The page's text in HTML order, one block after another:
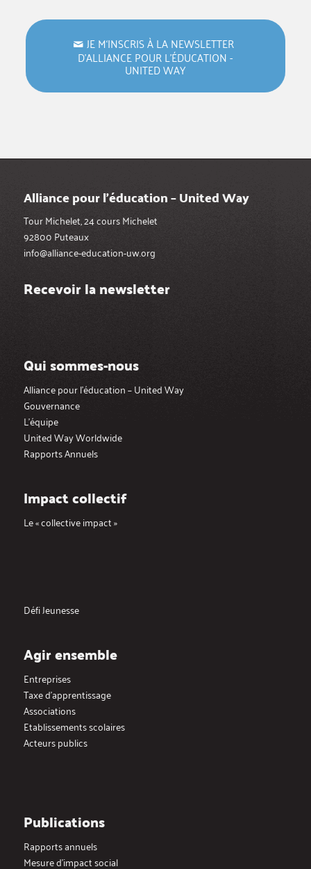
JE M‘INSCRIS À LA NEWSLETTER
D’ALLIANCE POUR L’ÉDUCATION -
UNITED WAY
Alliance pour l’éducation – United Way
Tour Michelet, 24 cours Michelet
92800 Puteaux
info@alliance-education-uw.org
Recevoir la newsletter
Qui sommes-nous
Alliance pour l’éducation – United Way
Gouvernance
L’équipe
United Way Worldwide
Rapports Annuels
Impact collectif
Le « collective impact »
Défi Jeunesse
Agir ensemble
Entreprises
Taxe d’apprentissage
Associations
Etablissements scolaires
Acteurs publics
Publications
Rapports annuels
Mesure d’impact social